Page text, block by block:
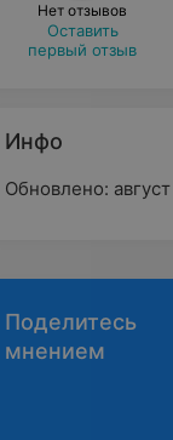
Нет отзывов
Оставить
первый отзыв
Инфо
Обновлено:
Поделитесь
мнением